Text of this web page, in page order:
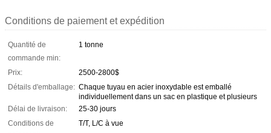
Conditions de paiement et expédition
Quantité de
commande min:
1 tonne
Prix:
2500-2800$
Détails d'emballage: Chaque tuyau en acier inoxydable est emballé
individuellement dans un sac en plastique et plusieurs
Délai de livraison:
25-30 jours
Conditions de
T/T, L/C à vue